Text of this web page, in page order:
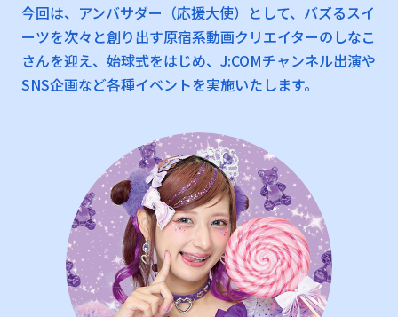
今回は、アンバサダー（応援大使）として、バズるスイ
ーツを次々と創り出す原宿系動画クリエイターのしなこ
さんを迎え、始球式をはじめ、J:COMチャンネル出演や
SNS企画など各種イベントを実施いたします。